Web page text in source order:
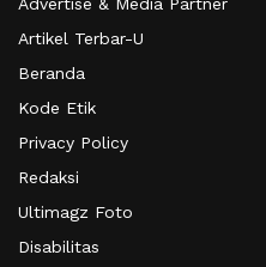
Artikel Terbar-U
Beranda
Kode Etik
Privacy Policy
Redaksi
Ultimagz Foto
Disabilitas